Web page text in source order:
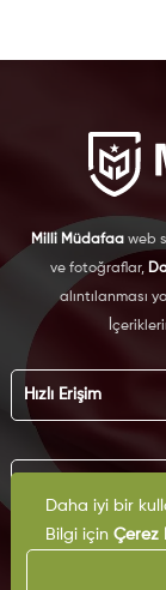
Milli Müdafaa web
ve fotoğraflar,
alıntılanması
Hızlı Erişim
Daha iyi bir
Bilgi için Çerez